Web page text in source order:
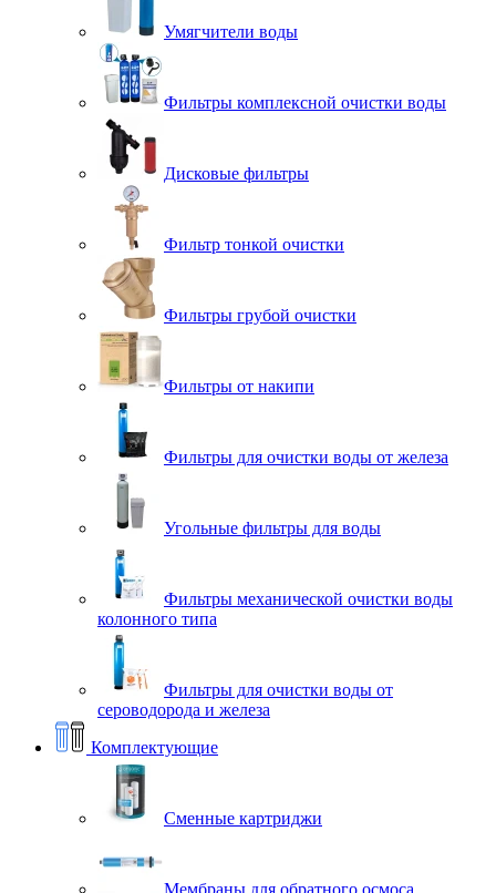
Умягчители воды
Фильтры комплексной очистки воды
Дисковые фильтры
Фильтр тонкой очистки
Фильтры грубой очистки
Фильтры от накипи
Фильтры для очистки воды от железа
Угольные фильтры для воды
Фильтры механической очистки воды
колонного типа
Фильтры для очистки воды от
сероводорода и железа
Комплектующие
Сменные картриджи
Мембраны для обратного осмоса